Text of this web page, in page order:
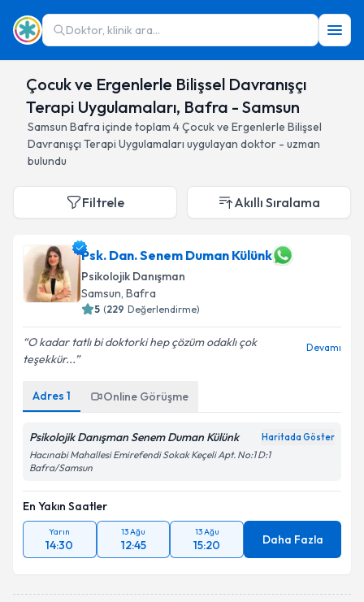
Doktor, klinik ara...
Çocuk ve Ergenlerle Bilişsel Davranışçı
Terapi Uygulamaları, Bafra - Samsun
Samsun Bafra içinde toplam 4Çocuk ve Ergenlerle Bilişsel
Davranışçı Terapi Uygulamaları uygulayan doktor - uzman
bulundu
Filtrele Akıllı Sıralama
Psk. Dan. Senem Duman Külünk
Psikolojik Danışman
Samsun, Bafra
5 (229 Değerlendirme)
O kadar tatlı bi doktorki hep çözüm odaklı çok
teşekkür...
Devamı
Adres 1 Online Görüşme
Psikolojik Danışman Senem Duman Külünk Haritada Göster
Hacınabi Mahallesi Emirefendi Sokak Keçeli Apt. No:1 D:1
Bafra/Samsun
En Yakın Saatler
Yarın
14:30
13 Ağu
12:45
13 Ağu
15:20 Daha Fazla